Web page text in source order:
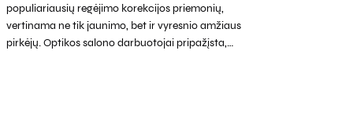
populiariausių regėjimo korekcijos priemonių,
vertinama ne tik jaunimo, bet ir vyresnio amžiaus
pirkėjų. Optikos salono darbuotojai pripažįsta,…